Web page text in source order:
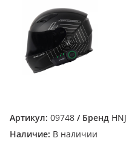
Артикул: 09748 / Бренд HNJ
Наличие: В наличии